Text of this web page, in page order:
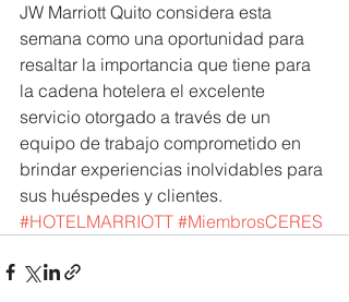
JW Marriott Quito considera esta
semana como una oportunidad para
resaltar la importancia que tiene para
la cadena hotelera el excelente
servicio otorgado a través de un
equipo de trabajo comprometido en
brindar experiencias inolvidables para
sus huéspedes y clientes.
#HOTELMARRIOTT #MiembrosCERES